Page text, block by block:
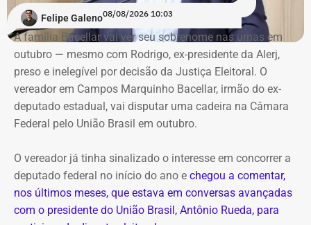
Renan Santos — que vai disputar o posto de Presidente
da Repúblicanas eleições de 2026 — no Rio —, também
afirma que tentou descobrir quanto recebe o prefeito, mas
não conseguiu porque o Portal da Transparência estava
fora do ar.
Oficialmente, o município integra o Noroeste Fluminense
e tinha população estimada em 7.584 habitantes até o
R$ 28.435,51 em 2023. Em 2024, a prefeitura
contabilizou R$ 97,4 milhões em receitas brutas.
Felipe Galeno08/08/2026 10:03
A família Bacellar vai ver seu sobrenome nas urnas em
outubro — mesmo com Rodrigo, ex-presidente da Alerj,
preso e inelegível por decisão da Justiça Eleitoral. O
vereador em Campos Marquinho Bacellar, irmão do ex-
deputado estadual, vai disputar uma cadeira na Câmara
Federal pelo União Brasil em outubro.
O vereador já tinha sinalizado o interesse em concorrer a
deputado federal no início do ano e chegou a comentar,
nos últimos meses, que estava em conversas avançadas
com o presidente do União Brasil, Antônio Rueda, para